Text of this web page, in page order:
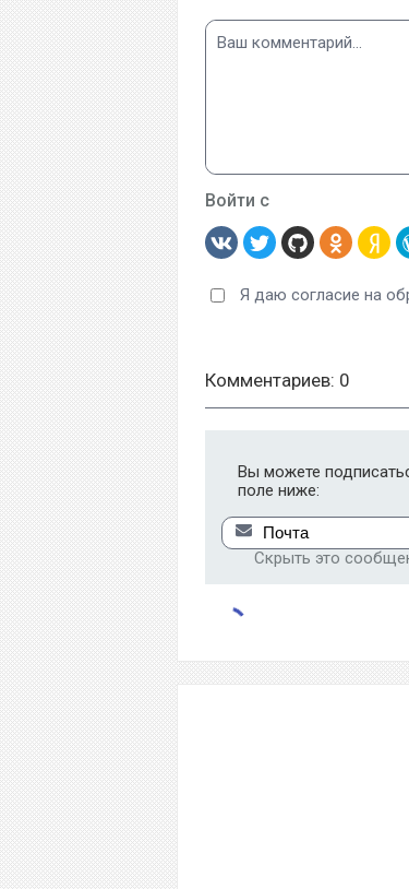
Войти с
Я даю согласие на
Комментариев: 0
Вы можете
поле ниже:
Скрыть это